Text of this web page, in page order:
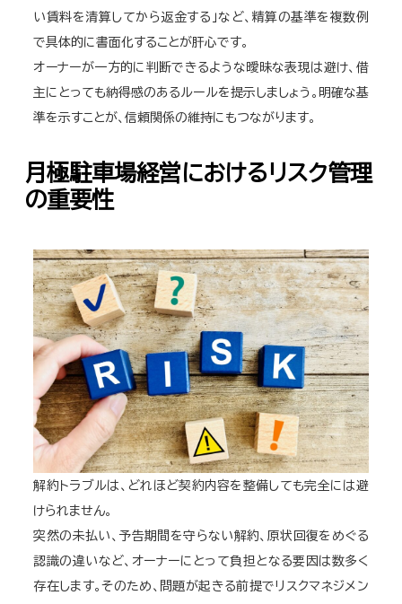
い賃料を清算してから返金する」など、精算の基準を複数例
で具体的に書面化することが肝心です。
オーナーが一方的に判断できるような曖昧な表現は避け、借
主にとっても納得感のあるルールを提示しましょう。明確な基
準を示すことが、信頼関係の維持にもつながります。
月極駐車場経営におけるリスク管理
の重要性
解約トラブルは、どれほど契約内容を整備しても完全には避
けられません。
突然の未払い、予告期間を守らない解約、原状回復をめぐる
認識の違いなど、オーナーにとって負担となる要因は数多く
存在します。そのため、問題が起きる前提でリスクマネジメン